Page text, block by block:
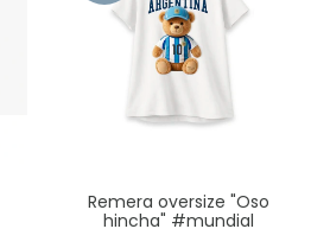
Remera oversize "Oso
hincha" #mundial